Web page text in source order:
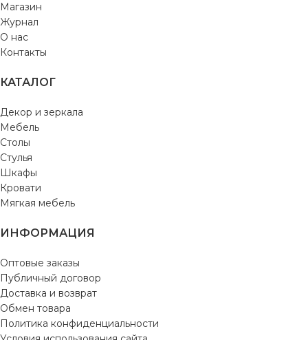
Магазин
Журнал
О нас
Контакты
КАТАЛОГ
Декор и зеркала
Мебель
Столы
Стулья
Шкафы
Кровати
Мягкая мебель
ИНФОРМАЦИЯ
Оптовые заказы
Публичный договор
Доставка и возврат
Обмен товара
Политика конфиденциальности